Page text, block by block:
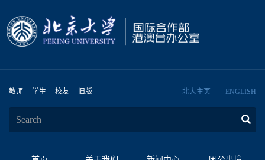
教师 学生 校友 旧版 北大主页 ENGLISH